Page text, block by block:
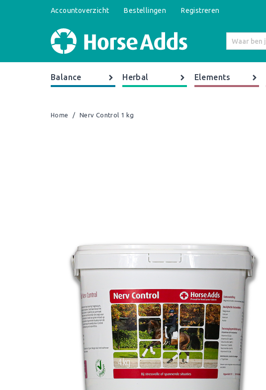
Accountoverzicht Bestellingen Registreren
Balance Herbal Elements
Home / Nerv Control 1 kg